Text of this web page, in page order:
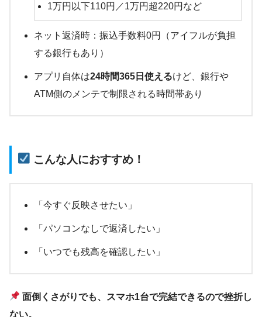
1万円以下110円／1万円超220円など
ネット返済時：振込手数料0円（アイフルが負担
する銀行もあり）
アプリ自体は24時間365日使えるけど、銀行や
ATM側のメンテで制限される時間帯あり
こんな人におすすめ！
「今すぐ反映させたい」
「パソコンなしで返済したい」
「いつでも残高を確認したい」
面倒くさがりでも、スマホ1台で完結できるので挫折し
ない。